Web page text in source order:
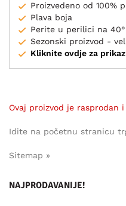
Proizvedeno od 100%
Plava boja
Perite u perilici na 40°
Sezonski proizvod -
Kliknite ovdje za
Ovaj proizvod je rasprodan
Idite na početnu stranicu
Sitemap »
NAJPRODAVANIJE!